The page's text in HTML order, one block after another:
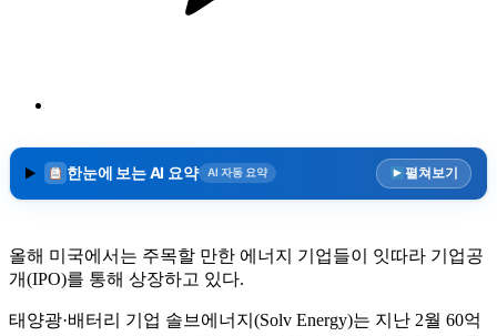
한눈에 보는 AI 요약 AI 자동 요약 펼쳐보기
올해 미국에서는 주목할 만한 에너지 기업들이 잇따라 기업공
개(IPO)를 통해 상장하고 있다.
태양광·배터리 기업 솔브에너지(Solv Energy)는 지난 2월 60억